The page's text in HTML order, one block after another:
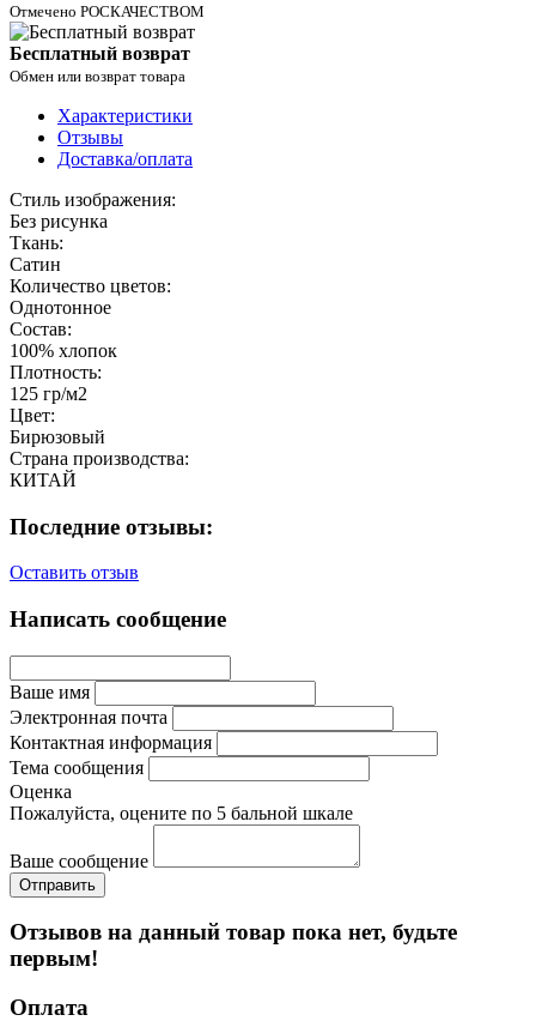
Отмечено РОСКАЧЕСТВОМ
Бесплатный возврат
Обмен или возврат товара
Характеристики
Отзывы
Доставка/оплата
Стиль изображения:
Без рисунка
Ткань:
Сатин
Количество цветов:
Однотонное
Состав:
100% хлопок
Плотность:
125 гр/м2
Цвет:
Бирюзовый
Страна производства:
КИТАЙ
Последние отзывы:
Оставить отзыв
Написать сообщение
Ваше имя
Электронная почта
Контактная информация
Тема сообщения
Оценка
Пожалуйста, оцените по 5 бальной шкале
Ваше сообщение
Отзывов на данный товар пока нет, будьте
первым!
Оплата